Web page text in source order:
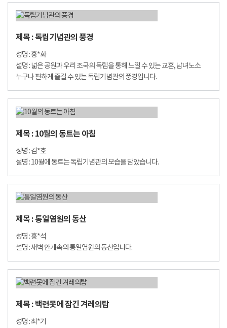
제목 : 독립기념관의 풍경
성명 : 홍*화
설명 : 넓은 공원과 우리 조국의 독립을 통해 느낄 수 있는 교훈, 남녀노소
누구나 편하게 즐길 수 있는 독립기념관의 풍경입니다.
제목 : 10월의 동트는 아침
성명 : 김*호
설명 : 10월에 동트는 독립기념관의 모습을 담았습니다.
제목 : 통일염원의 동산
성명 : 홍*석
설명 : 새벽 안개속의 통일염원의 동산입니다.
제목 : 백련못에 잠긴 겨레의탑
성명 : 최*기